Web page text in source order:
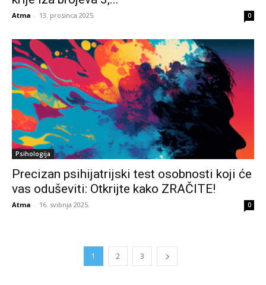
Atma - 13. prosinca 2025. 0
Psihologija
Precizan psihijatrijski test osobnosti koji će
vas oduševiti: Otkrijte kako ZRAČITE!
Atma - 16. svibnja 2025. 0
1 2 3